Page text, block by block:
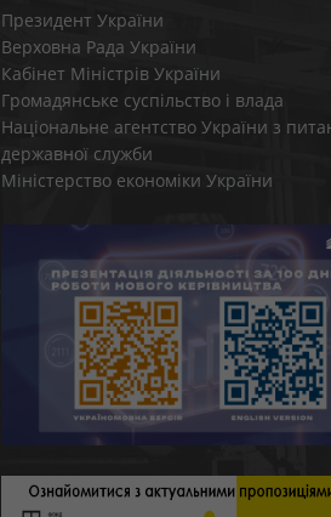
Президент України
Верховна Рада України
Кабінет Міністрів України
Громадянське суспільство і влада
Національне агентство України з
державної служби
Міністерство економіки України